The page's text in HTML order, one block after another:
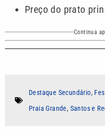
Preço do prato
Continua
Destaque Secundário,
Praia Grande, Santos e